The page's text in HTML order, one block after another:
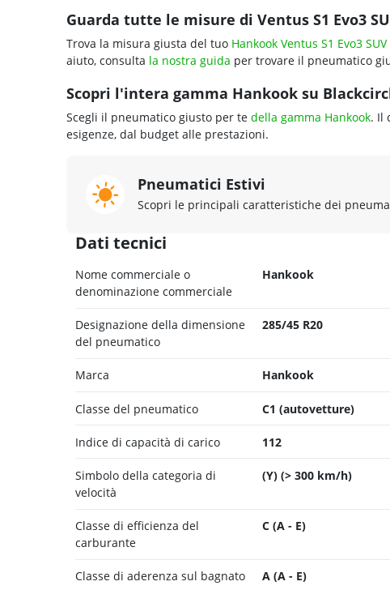
Guarda tutte le misure di Ventus S1 Evo3
Trova la misura giusta del tuo Hankook Ventus S1 Evo3
aiuto, consulta la nostra guida per trovare il pneumatico
Scopri l'intera gamma Hankook su
Scegli il pneumatico giusto per te della gamma Hankook. Il
esigenze, dal budget alle prestazioni.
Pneumatici Estivi
Scopri le principali caratteristiche dei
Dati tecnici
Nome commerciale o
denominazione commerciale
Hankook
Designazione della dimensione
del pneumatico
285/45 R20
Marca Hankook
Classe del pneumatico C1 (autovetture)
Indice di capacità di carico 112
Simbolo della categoria di
velocità
(Y) (> 300 km/h)
Classe di efficienza del
carburante
C (A - E)
Classe di aderenza sul bagnato A (A - E)